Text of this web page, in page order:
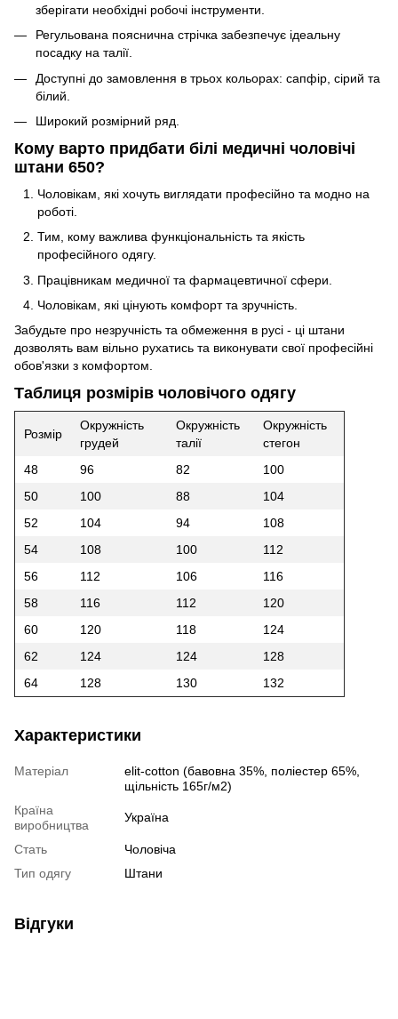
зберігати необхідні робочі інструменти.
Регульована пояснична стрічка забезпечує ідеальну
посадку на талії.
Доступні до замовлення в трьох кольорах: сапфір, сірий та
білий.
Широкий розмірний ряд.
Кому варто придбати білі медичні чоловічі
штани 650?
Чоловікам, які хочуть виглядати професійно та модно на
роботі.
Тим, кому важлива функціональність та якість
професійного одягу.
Працівникам медичної та фармацевтичної сфери.
Чоловікам, які цінують комфорт та зручність.
Забудьте про незручність та обмеження в русі - ці штани
дозволять вам вільно рухатись та виконувати свої професійні
обов'язки з комфортом.
Таблиця розмірів чоловічого одягу
Розмір
Окружність
грудей
Окружність
талії
Окружність
стегон
48
96 82
100
50
100 88
104
52
104 94
108
54
108 100
112
56
112 106
116
58
116 112
120
60
120 118
124
62
124 124
128
64
128 130 132
Характеристики
Матеріал
elit-cotton (бавовна 35%, поліестер 65%,
щільність 165г/м2)
Країна
виробництва
Україна
Стать
Чоловіча
Тип одягу
Штани
Відгуки